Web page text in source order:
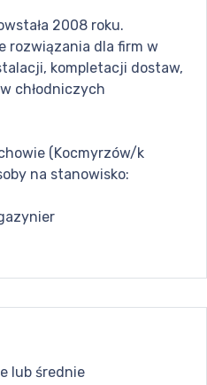
2008 roku.
rozwiązania dla firm w
kompletacji dostaw,
chłodniczych
(Kocmyrzów/k
na stanowisko:
lub średnie